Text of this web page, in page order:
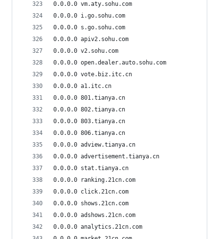
0.0.0.0 vm.aty.sohu.com
0.0.0.0 i.go.sohu.com
0.0.0.0 s.go.sohu.com
0.0.0.0 apiv2.sohu.com
0.0.0.0 v2.sohu.com
0.0.0.0 open.dealer.auto.sohu.com
0.0.0.0 vote.biz.itc.cn
0.0.0.0 a1.itc.cn
0.0.0.0 801.tianya.cn
0.0.0.0 802.tianya.cn
0.0.0.0 803.tianya.cn
0.0.0.0 806.tianya.cn
0.0.0.0 adview.tianya.cn
0.0.0.0 advertisement.tianya.cn
0.0.0.0 stat.tianya.cn
0.0.0.0 ranking.21cn.com
0.0.0.0 click.21cn.com
0.0.0.0 shows.21cn.com
0.0.0.0 adshows.21cn.com
0.0.0.0 analytics.21cn.com